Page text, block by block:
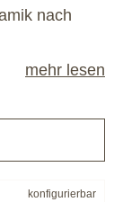
nach
mehr lesen
konfigurierbar